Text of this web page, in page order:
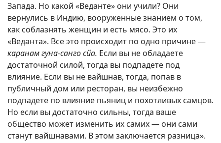
Запада. Но какой «Веданте» они учили? Они
вернулись в Индию, вооруженные знанием о том,
как соблазнять женщин и есть мясо. Это их
«Веданта». Все это происходит по одно причине —
каранам гуна-санго сйа. Если вы не обладаете
достаточной силой, тогда вы подпадете под
влияние. Если вы не вайшнав, тогда, попав в
публичный дом или ресторан, вы неизбежно
подпадете по влияние пьяниц и похотливых самцов.
Но если вы достаточно сильны, тогда ваше
общество может изменить их самих — они сами
станут вайшнавами. В этом заключается разница».